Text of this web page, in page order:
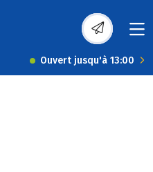
Ouvert jusqu'à 13:00